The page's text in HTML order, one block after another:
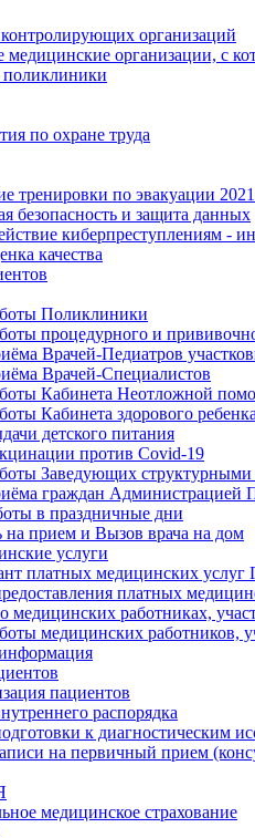
организаций
медицинские организации, с
по охране труда
тренировки по эвакуации
безопасность и защита данных
киберпреступлениям -
качества
Поликлиники
процедурного и
Врачей-Педиатров
Врачей-Специалистов
Кабинета Неотложной
Кабинета здорового ребенка
детского питания
против Covid-19
Заведующих
граждан Администрацией
в праздничные дни
прием и Вызов врача на дом
услуги
платных медицинских
платных
медицинских работниках,
медицинских работников,
пациентов
распорядка
к диагностическим
на первичный прием
медицинское страхование